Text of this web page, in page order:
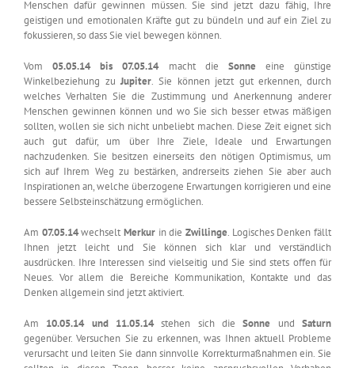
Menschen dafür gewinnen müssen. Sie sind jetzt dazu fähig, Ihre
geistigen und emotionalen Kräfte gut zu bündeln und auf ein Ziel zu
fokussieren, so dass Sie viel bewegen können.
Vom05.05.14 bis 07.05.14macht die Sonne eine günstige
Winkelbeziehung zuJupiter. Sie können jetzt gut erkennen, durch
welches Verhalten Sie die Zustimmung und Anerkennung anderer
Menschen gewinnen können und wo Sie sich besser etwas mäßigen
sollten, wollen sie sich nicht unbeliebt machen. Diese Zeit eignet sich
auch gut dafür, um über Ihre Ziele, Ideale und Erwartungen
nachzudenken. Sie besitzen einerseits den nötigen Optimismus, um
sich auf Ihrem Weg zu bestärken, andrerseits ziehen Sie aber auch
Inspirationen an, welche überzogene Erwartungen korrigieren und eine
bessere Selbsteinschätzung ermöglichen.
Am 07.05.14wechseltMerkur in dieZwillinge. Logisches Denken fällt
Ihnen jetzt leicht und Sie können sich klar und verständlich
ausdrücken. Ihre Interessen sind vielseitig und Sie sind stets offen für
Neues. Vor allem die Bereiche Kommunikation, Kontakte und das
Denken allgemein sind jetzt aktiviert.
Am 10.05.14 und 11.05.14stehen sich dieSonne undSaturn
gegenüber. Versuchen Sie zu erkennen, was Ihnen aktuell Probleme
verursacht und leiten Sie dann sinnvolle Korrekturmaßnahmen ein. Sie